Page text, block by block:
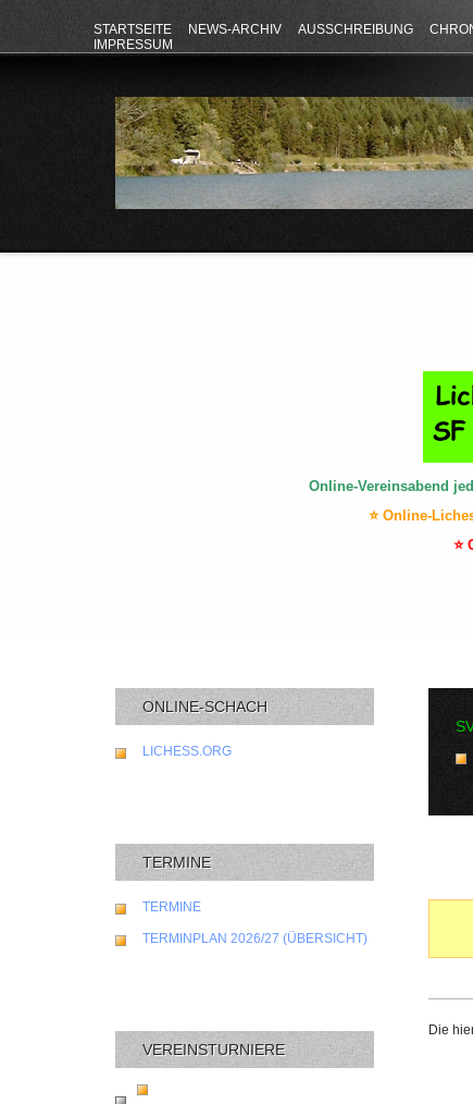
STARTSEITE NEWS-ARCHIV AUSSCHREIBUNG
IMPRESSUM
Online-Vereinsabend
⭐ Online-
⭐
ONLINE-SCHACH
LICHESS.ORG
TERMINE
TERMINE
TERMINPLAN 2026/27 (ÜBERSICHT)
VEREINSTURNIERE
Die